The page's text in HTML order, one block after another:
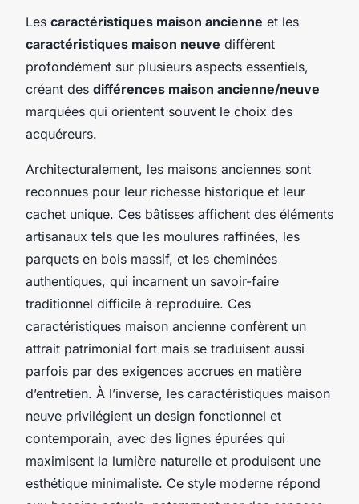
Les caractéristiques maison ancienne et les
caractéristiques maison neuve diffèrent
profondément sur plusieurs aspects essentiels,
créant des différences maison ancienne/neuve
marquées qui orientent souvent le choix des
acquéreurs.
Architecturalement, les maisons anciennes sont
reconnues pour leur richesse historique et leur
cachet unique. Ces bâtisses affichent des éléments
artisanaux tels que les moulures raffinées, les
parquets en bois massif, et les cheminées
authentiques, qui incarnent un savoir-faire
traditionnel difficile à reproduire. Ces
caractéristiques maison ancienne confèrent un
attrait patrimonial fort mais se traduisent aussi
parfois par des exigences accrues en matière
d’entretien. À l’inverse, les caractéristiques maison
neuve privilégient un design fonctionnel et
contemporain, avec des lignes épurées qui
maximisent la lumière naturelle et produisent une
esthétique minimaliste. Ce style moderne répond